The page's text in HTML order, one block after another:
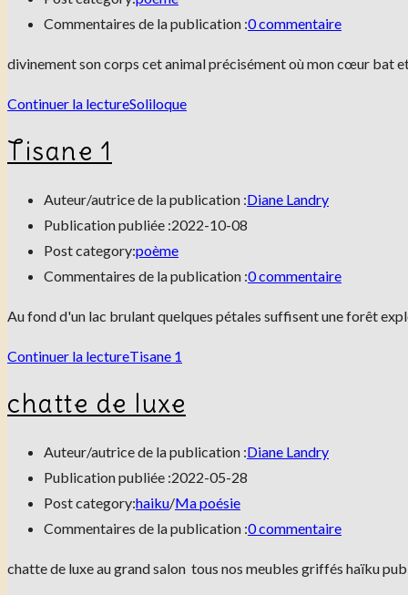
Commentaires de la publication :0 commentaire
divinement son corps cet animal précisément où mon cœur bat
Continuer la lectureSoliloque
Tisane 1
Auteur/autrice de la publication :Diane Landry
Publication publiée :2022-10-08
Post category:poème
Commentaires de la publication :0 commentaire
Au fond d'un lac brulant quelques pétales suffisent une forêt
Continuer la lectureTisane 1
chatte de luxe
Auteur/autrice de la publication :Diane Landry
Publication publiée :2022-05-28
Post category:haiku/Ma poésie
Commentaires de la publication :0 commentaire
chatte de luxe au grand salon tous nos meubles griffés haïku